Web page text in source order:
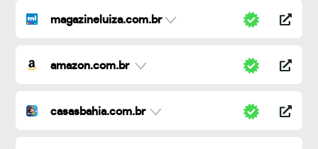
magazineluiza.com.br
amazon.com.br
casasbahia.com.br